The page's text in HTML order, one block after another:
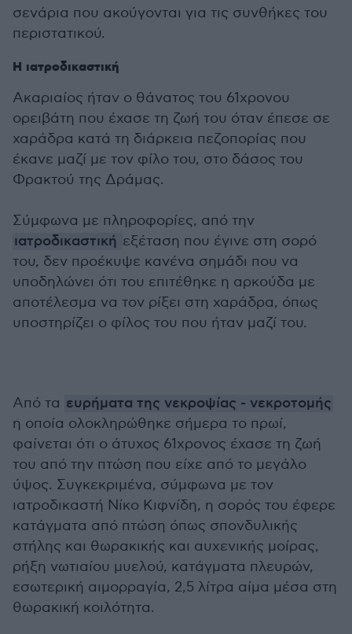
σενάρια που ακούγονται για τις συνθήκες του
περιστατικού.
Η ιατροδικαστική
Ακαριαίος ήταν ο θάνατος του 61χρονου
ορειβάτη που έχασε τη ζωή του όταν έπεσε σε
χαράδρα κατά τη διάρκεια πεζοπορίας που
έκανε μαζί με τον φίλο του, στο δάσος του
Φρακτού της Δράμας.
Σύμφωνα με πληροφορίες, από την
ιατροδικαστική εξέταση που έγινε στη σορό
του, δεν προέκυψε κανένα σημάδι που να
υποδηλώνει ότι του επιτέθηκε η αρκούδα με
αποτέλεσμα να τον ρίξει στη χαράδρα, όπως
υποστηρίζει ο φίλος του που ήταν μαζί του.
Από τα ευρήματα της νεκροψίας - νεκροτομής
η οποία ολοκληρώθηκε σήμερα το πρωί,
φαίνεται ότι ο άτυχος 61χρονος έχασε τη ζωή
του από την πτώση που είχε από το μεγάλο
ύψος. Συγκεκριμένα, σύμφωνα με τον
ιατροδικαστή Νίκο Κιφνίδη, η σορός του έφερε
κατάγματα από πτώση όπως σπονδυλικής
στήλης και θωρακικής και αυχενικής μοίρας,
ρήξη νωτιαίου μυελού, κατάγματα πλευρών,
εσωτερική αιμορραγία, 2,5 λίτρα αίμα μέσα στη
θωρακική κοιλότητα.